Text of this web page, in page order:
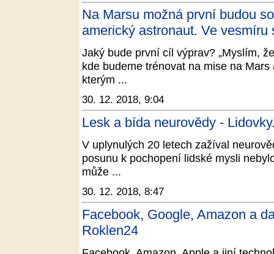
Na Marsu možná první budou
americký astronaut. Ve
Jaký bude první cíl výprav? „Myslím,
kde budeme trénovat na mise na
kterým ...
30. 12. 2018, 9:04
Lesk a bída neurovědy -
V uplynulých 20 letech zažíval
posunu k pochopení lidské mysli
může ...
30. 12. 2018, 8:47
Facebook, Google, Amazon a
Roklen24